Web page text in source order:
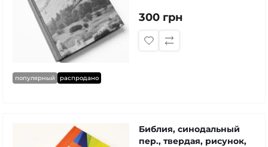
популярный распродано
300 грн
Библия, синодальный
пер., твердая, рисунок,